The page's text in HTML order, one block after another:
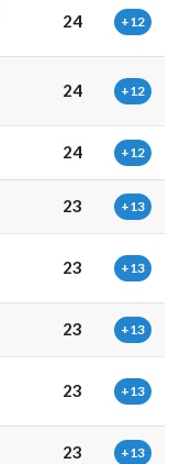
24 +12
24 +12
24 +12
23 +13
23 +13
23 +13
23 +13
23 +13